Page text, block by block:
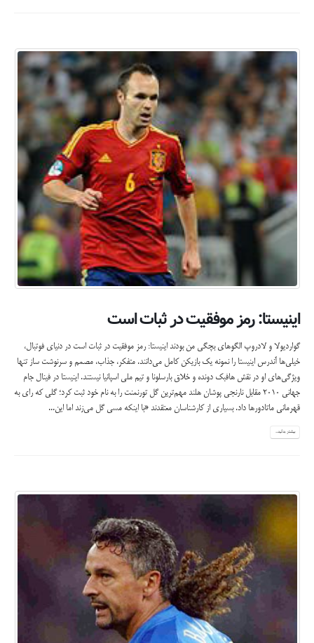
اينيستا: رمز موفقيت در ثبات است
گوارديولا و لادروپ الگوهاي بچگي من بودند اينيستا: رمز موفقيت در ثبات است در دنياي فوتبال،
خيلي‌ها آندرس اينيستا را نمونه يك بازيكن كامل مي‌دانند. متفكر، جذاب، مصمم و سرنوشت ساز تنها
ويژگي‌هاي او در نقش هافبك دونده و خلاق بارسلونا و تيم ملي اسپانيا نيستند. اينيستا در فينال جام
جهاني 2010 مقابل نارنجي پوشان هلند مهم‌ترين گل تورنمنت را به نام خود ثبت كرد؛ گلي كه راي به
قهرماني ماتادورها داد. بسياري از كارشناسان معتقدند «با اينكه مسي گل مي‌زند اما اين...
بیشتر بدانید...